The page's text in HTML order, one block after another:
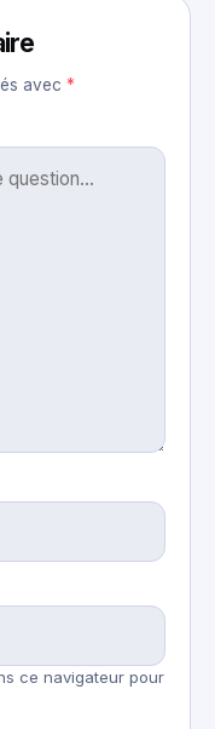
avec *
ce navigateur pour